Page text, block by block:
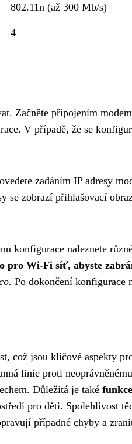
802.11n (až 300 Mb/s)
4
Začněte připojením
V případě, že se
zadáním IP adresy
se zobrazí přihlašovací
konfigurace naleznete
pro Wi-Fi síť, abyste
Po dokončení konfigurace
což jsou klíčové aspekty
linie proti
Důležitá je také
pro děti. Spolehlivost
případné chyby a